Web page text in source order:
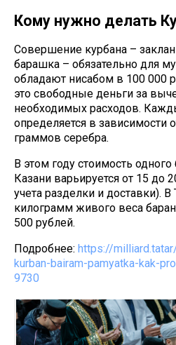
Кому нужно делать
Совершение курбана –
барашка – обязательно для
обладают нисабом в 100 000
это свободные деньги за
необходимых расходов.
определяется в зависимости
граммов серебра.
В этом году стоимость
Казани варьируется от 15 до
учета разделки и доставки). В
килограмм живого веса
500 рублей.
Подробнее: https://
kurban-bairam-pamyatka-kak-
9730